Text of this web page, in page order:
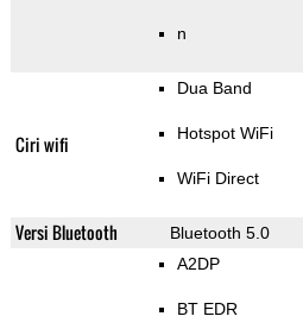
n
Ciri wifi
Dua Band
Hotspot WiFi
WiFi Direct
Versi Bluetooth Bluetooth 5.0
A2DP
BT EDR